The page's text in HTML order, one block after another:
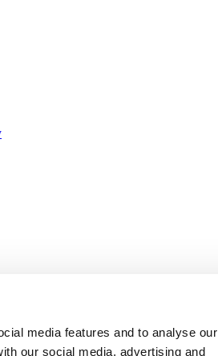
media features and to analyse our
our social media, advertising and